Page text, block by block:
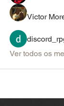
Victor
Ver todos os